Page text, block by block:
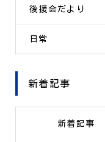
後援会だより
日常
新着記事
新着記事